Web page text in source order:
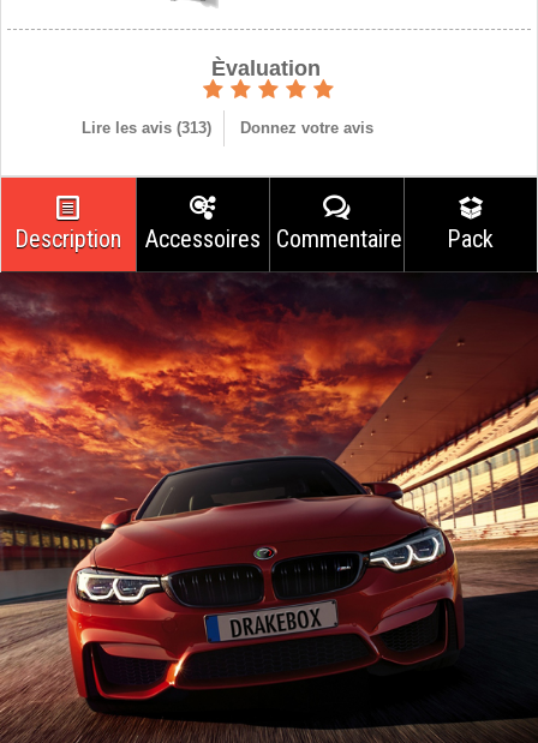
Èvaluation
Lire les avis (313) Donnez votre avis
Description Accessoires Commentaires Pack